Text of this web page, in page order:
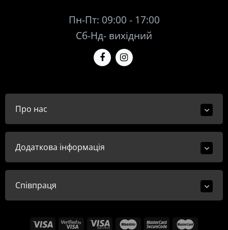
Пн-Пт: 09:00 - 17:00
Сб-Нд- вихідний
Про нас
Додаткова інформація
Співпраця